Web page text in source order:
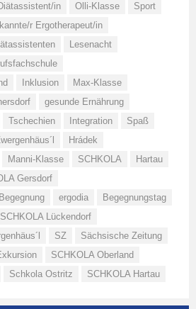
in
Olli-Klasse
Sport
r Ergotherapeut/in
Lesenacht
Inklusion
Max-Klasse
gesunde Ernährung
Tschechien Integration
Spaß
Hrádek
Manni-Klasse SCHKOLA
Hartau
Gersdorf
ergodia
Begegnungstag
SCHKOLA Lückendorf
SZ
Sächsische Zeitung
SCHKOLA Oberland
Schkola Ostritz SCHKOLA Hartau